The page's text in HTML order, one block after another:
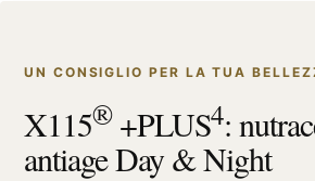
UN CONSIGLIO PER LA TUA
X115®+PLUS4:
antiage Day & Night